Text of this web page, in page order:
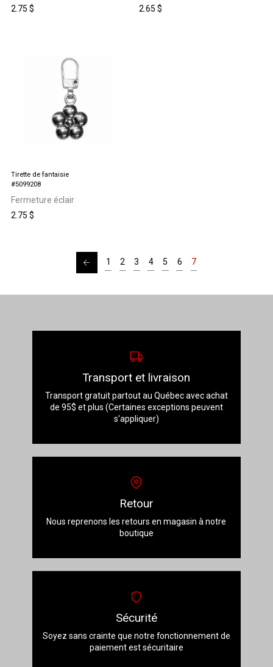
2.75 $ 2.65$
Tirette de fantaisie
2.75 $
#5099208
Fermeture éclair
← 1 2 3 4 5 6 7
Transport et livraison
Transport gratuit partout au Québec avec achat
de 95$ et plus (Certaines exceptions peuvent
s'appliquer)
Retour
Nous reprenons les retours en magasin à notre
boutique
Sécurité
Soyez sans crainte que notre fonctionnement de
paiement est sécuritaire